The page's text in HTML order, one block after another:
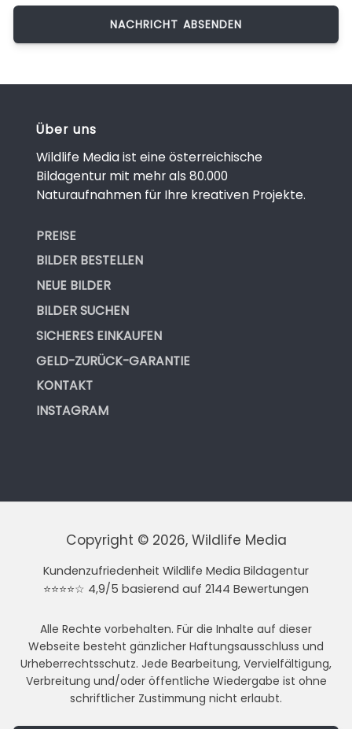
Über uns
Wildlife Media ist eine österreichische
Bildagentur mit mehr als 80.000
Naturaufnahmen für Ihre kreativen Projekte.
PREISE
BILDER BESTELLEN
NEUE BILDER
BILDER SUCHEN
SICHERES EINKAUFEN
GELD-ZURÜCK-GARANTIE
KONTAKT
INSTAGRAM
Copyright © 2026, Wildlife Media
Kundenzufriedenheit Wildlife Media Bildagentur
⭐⭐⭐⭐☆ 4,9/5 basierend auf 2144 Bewertungen
Alle Rechte vorbehalten. Für die Inhalte auf dieser
Webseite besteht gänzlicher Haftungsausschluss und
Urheberrechtsschutz. Jede Bearbeitung, Vervielfältigung,
Verbreitung und/oder öffentliche Wiedergabe ist ohne
schriftlicher Zustimmung nicht erlaubt.